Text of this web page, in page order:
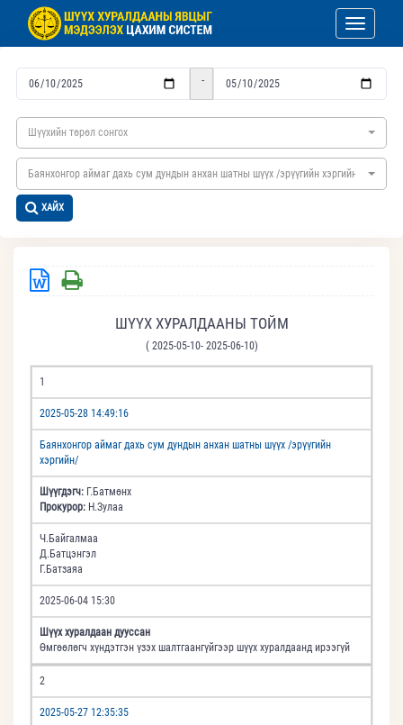
Toggle
-
Шүүхийн төрөл сонгох
Баянхонгор аймаг дахь сум дундын анхан шатны шүүх /эрүүгийн хэргийн/
ХАЙХ
ШҮҮХ ХУРАЛДААНЫ ТОЙМ
( 2025-05-10- 2025-06-10)
1
2025-05-28 14:49:16
Баянхонгор аймаг дахь сум дундын анхан шатны шүүх /эрүүгийн
хэргийн/
Шүүгдэгч: Г.Батмөнх
Прокурор: Н.Зулаа
Ч.Байгалмаа
Д.Батцэнгэл
Г.Батзаяа
2025-06-04 15:30
Шүүх хуралдаан дууссан
Өмгөөлөгч хүндэтгэн үзэх шалтгаангүйгээр шүүх хуралдаанд ирээгүй
2
2025-05-27 12:35:35